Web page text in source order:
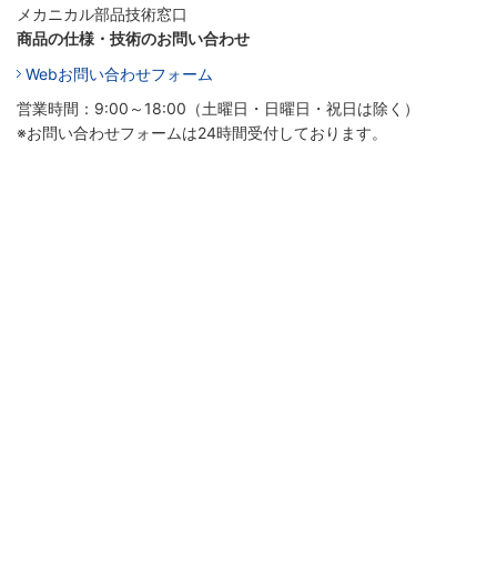
メカニカル部品技術窓口
商品の仕様・技術のお問い合わせ
Webお問い合わせフォーム
営業時間：9:00～18:00（土曜日・日曜日・祝日は除く）
※お問い合わせフォームは24時間受付しております。